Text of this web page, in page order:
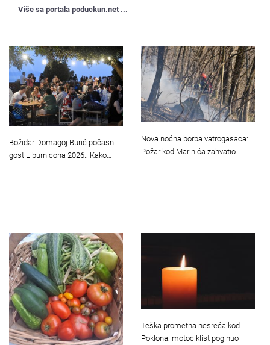
Više sa portala poduckun.net ...
Božidar Domagoj Burić počasni
gost Liburnicona 2026.: Kako…
Nova noćna borba vatrogasaca:
Požar kod Marinića zahvatio…
Teška prometna nesreća kod
Poklona: motociklist poginuo